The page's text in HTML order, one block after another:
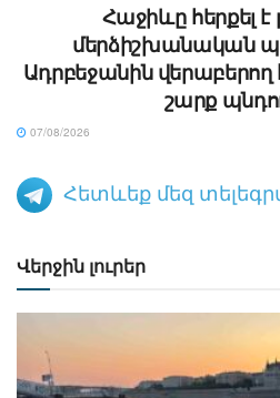
Հաջիևը հերքել
մերձիշխանական
Ադրբեջանին
շարք
07/08/2026
Հետևեք մեզ
Վերջին լուրեր